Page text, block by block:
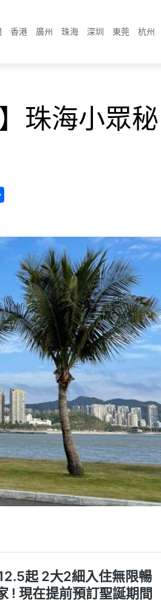
香港 廣州 珠海 深圳 東莞 杭州
珠海小眾秘